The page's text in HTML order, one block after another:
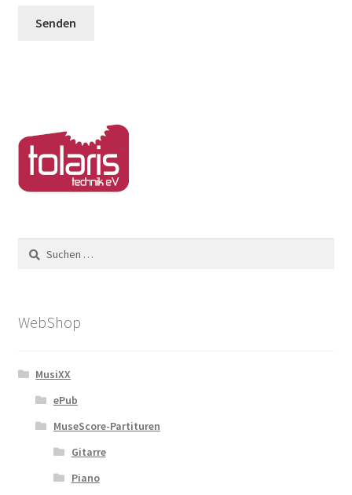
Suchen
nach:
WebShop
MusiXX
ePub
MuseScore-Partituren
Gitarre
Piano